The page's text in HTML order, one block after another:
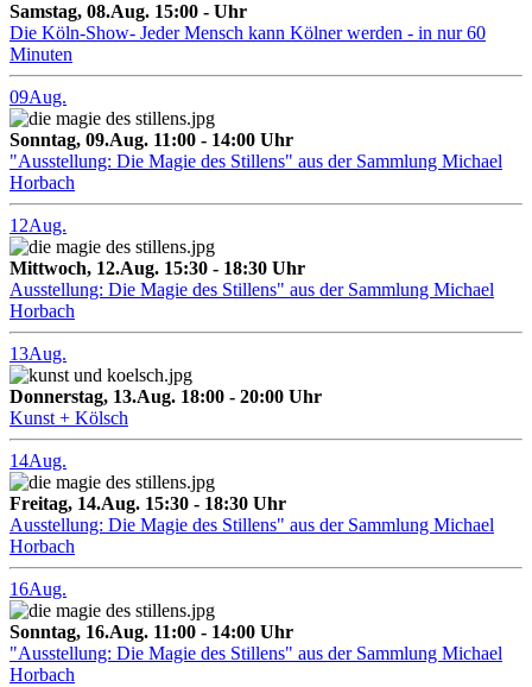
Samstag, 08.Aug. 15:00 - Uhr
Die Köln-Show- Jeder Mensch kann Kölner werden - in nur 60
Minuten
09Aug.
Sonntag, 09.Aug. 11:00 - 14:00 Uhr
"Ausstellung: Die Magie des Stillens" aus der Sammlung Michael
Horbach
12Aug.
Mittwoch, 12.Aug. 15:30 - 18:30 Uhr
Ausstellung: Die Magie des Stillens" aus der Sammlung Michael
Horbach
13Aug.
Donnerstag, 13.Aug. 18:00 - 20:00 Uhr
Kunst + Kölsch
14Aug.
Freitag, 14.Aug. 15:30 - 18:30 Uhr
Ausstellung: Die Magie des Stillens" aus der Sammlung Michael
Horbach
16Aug.
Sonntag, 16.Aug. 11:00 - 14:00 Uhr
"Ausstellung: Die Magie des Stillens" aus der Sammlung Michael
Horbach